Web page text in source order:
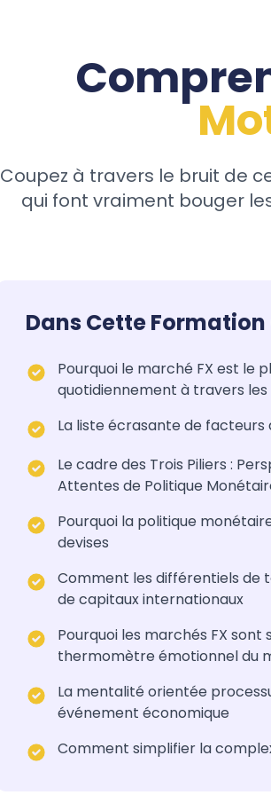
Coupez à travers le bruit de
qui font vraiment bouger
Dans Cette Formation
Pourquoi le marché FX est le
quotidiennement à travers
La liste écrasante de
Le cadre des Trois Piliers :
Attentes de Politique
Pourquoi la politique
devises
Comment les différentiels de
de capitaux internationaux
Pourquoi les marchés FX
thermomètre émotionnel du
La mentalité orientée
événement économique
Comment simplifier la